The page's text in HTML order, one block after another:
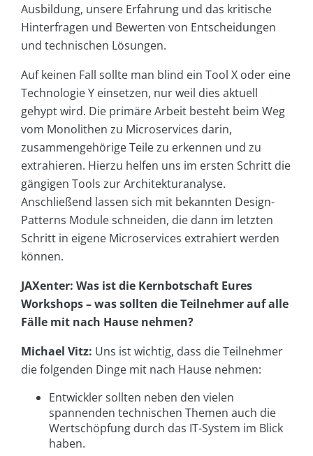
Ausbildung, unsere Erfahrung und das kritische
Hinterfragen und Bewerten von Entscheidungen
und technischen Lösungen.
Auf keinen Fall sollte man blind ein Tool X oder eine
Technologie Y einsetzen, nur weil dies aktuell
gehypt wird. Die primäre Arbeit besteht beim Weg
vom Monolithen zu Microservices darin,
zusammengehörige Teile zu erkennen und zu
extrahieren. Hierzu helfen uns im ersten Schritt die
gängigen Tools zur Architekturanalyse.
Anschließend lassen sich mit bekannten Design-
Patterns Module schneiden, die dann im letzten
Schritt in eigene Microservices extrahiert werden
können.
JAXenter: Was ist die Kernbotschaft Eures
Workshops – was sollten die Teilnehmer auf alle
Fälle mit nach Hause nehmen?
Michael Vitz: Uns ist wichtig, dass die Teilnehmer
die folgenden Dinge mit nach Hause nehmen:
Entwickler sollten neben den vielen
spannenden technischen Themen auch die
Wertschöpfung durch das IT-System im Blick
haben.